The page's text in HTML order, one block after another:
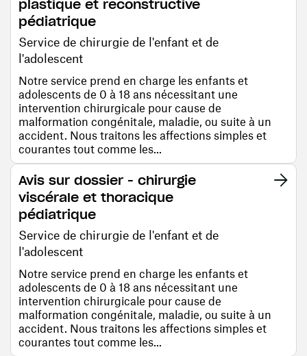
plastique et reconstructive
pédiatrique
Service de chirurgie de l'enfant et de
l'adolescent
Notre service prend en charge les enfants et
adolescents de 0 à 18 ans nécessitant une
intervention chirurgicale pour cause de
malformation congénitale, maladie, ou suite à un
accident. Nous traitons les affections simples et
courantes tout comme les...
Avis sur dossier - chirurgie
viscérale et thoracique
pédiatrique
Service de chirurgie de l'enfant et de
l'adolescent
Notre service prend en charge les enfants et
adolescents de 0 à 18 ans nécessitant une
intervention chirurgicale pour cause de
malformation congénitale, maladie, ou suite à un
accident. Nous traitons les affections simples et
courantes tout comme les...